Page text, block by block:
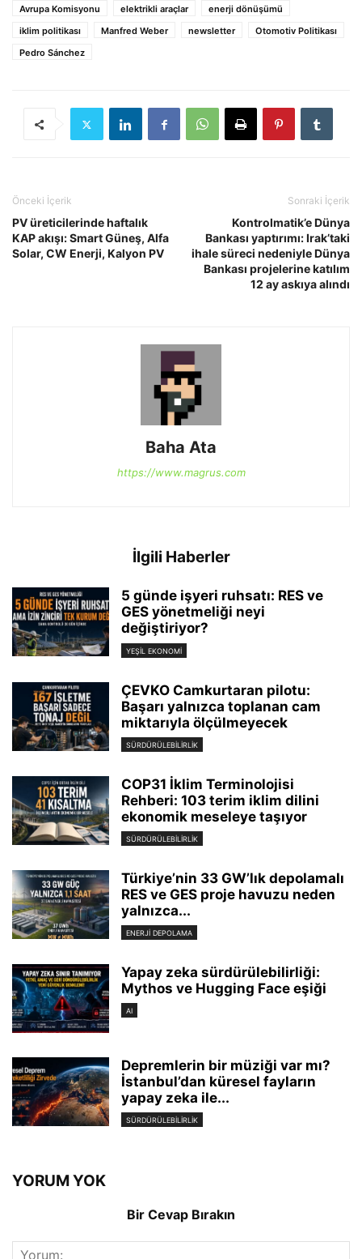
Avrupa Komisyonu elektrikli araçlar
enerji dönüşümü
iklim politikası
Manfred Weber newsletter
Otomotiv Politikası
Pedro Sánchez
Önceki İçerik
PV üreticilerinde haftalık
KAP akışı: Smart Güneş, Alfa
Solar, CW Enerji, Kalyon PV
Sonraki İçerik
Kontrolmatik’e Dünya
Bankası yaptırımı: Irak’taki
ihale süreci nedeniyle Dünya
Bankası projelerine katılım
12 ay askıya alındı
Baha Ata
https://www.magrus.com
İlgili Haberler
5 günde işyeri ruhsatı: RES ve
GES yönetmeliği neyi
değiştiriyor?
YEŞIL EKONOMI
ÇEVKO Camkurtaran pilotu:
Başarı yalnızca toplanan cam
miktarıyla ölçülmeyecek
SÜRDÜRÜLEBILIRLIK
COP31 İklim Terminolojisi
Rehberi: 103 terim iklim dilini
ekonomik meseleye taşıyor
SÜRDÜRÜLEBILIRLIK
Türkiye’nin 33 GW’lık depolamalı
RES ve GES proje havuzu neden
yalnızca...
ENERJI DEPOLAMA
Yapay zeka sürdürülebilirliği:
Mythos ve Hugging Face eşiği
AI
Depremlerin bir müziği var mı?
İstanbul’dan küresel fayların
yapay zeka ile...
SÜRDÜRÜLEBILIRLIK
YORUM YOK
Bir Cevap Bırakın